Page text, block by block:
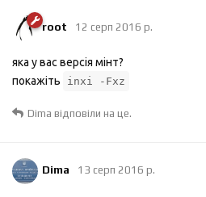
root 12 серп 2016 р.
яка у вас версія мінт?
покажіть
inxi -Fxz
Dima відповіли на це.
Dima 13 серп 2016 р.